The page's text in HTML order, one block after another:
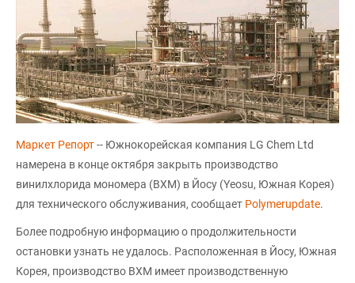
Маркет Репорт-- Южнокорейская компания LG Chem Ltd
намерена в конце октября закрыть производство
винилхлорида мономера (ВХМ) в Йосу (Yeosu, Южная Корея)
для технического обслуживания, сообщает Polymerupdate.
Более подробную информацию о продолжительности
остановки узнать не удалось. Расположенная в Йосу, Южная
Корея, производство ВХМ имеет производственную